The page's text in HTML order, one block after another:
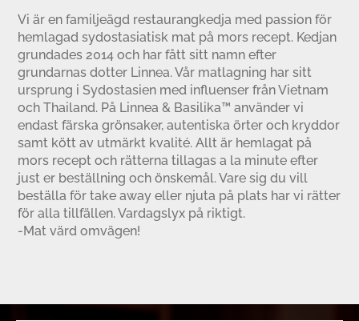
Vi är en familjeägd restaurangkedja med passion för
hemlagad sydostasiatisk mat på mors recept. Kedjan
grundades 2014 och har fått sitt namn efter
grundarnas dotter Linnea. Vår matlagning har sitt
ursprung i Sydostasien med influenser från Vietnam
och Thailand. På Linnea & Basilika™ använder vi
endast färska grönsaker, autentiska örter och kryddor
samt kött av utmärkt kvalité. Allt är hemlagat på
mors recept och rätterna tillagas a la minute efter
just er beställning och önskemål. Vare sig du vill
beställa för take away eller njuta på plats har vi rätter
för alla tillfällen. Vardagslyx på riktigt.
-Mat värd omvägen!